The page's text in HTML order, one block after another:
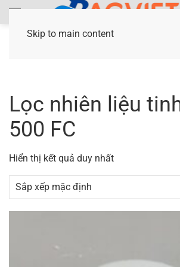
Skip to main content
Lọc nhiên liệu
500 FC
Hiển thị kết quả duy nhất